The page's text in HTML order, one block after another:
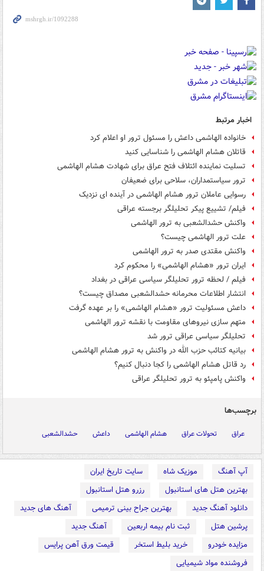
اخبار مرتبط
خانواده الهاشمی داعش را مسئول ترور او اعلام کرد
قاتلان هشام الهاشمی را شناسایی کنید
تسلیت نماینده ائتلاف فتح عراق برای شهادت هشام الهاشمی
ترور سیاستمداران، سلاحی برای ضعیفان
رسوایی عاملان ترور هشام الهاشمی در آینده ای نزدیک
فیلم/ تشییع پیکر تحلیلگر برجسته عراقی
واکنش حشدالشعبی به ترور الهاشمی
علت ترور الهاشمی چیست؟
واکنش مقتدی صدر به ترور الهاشمی
ایران ترور «هشام الهاشمی» را محکوم کرد
فیلم / لحظه ترور تحلیلگر سیاسی عراقی در بغداد
انتشار اطلاعات محرمانه حشدالشعبی مصداق چیست؟
داعش مسئولیت ترور «هشام الهاشمی» را بر عهده گرفت
متهم سازی نیروهای مقاومت با نقشه ترور الهاشمی
تحلیلگر سیاسی عراقی ترور شد
بیانیه کتائب حزب الله در واکنش به ترور هشام الهاشمی
رد قاتل هشام الهاشمی را کجا دنبال کنیم؟
واکنش پامپئو به ترور تحلیلگر عراقی
برچسب‌ها
عراق تحولات عراق هشام الهاشمی داعش حشدالشعبی
آپ آهنگ موزیک شاه
سایت تاریخ ایران
بهترین هتل های استانبول
رزرو هتل استانبول
دانلود آهنگ جدید
بهترین جراح بینی ترمیمی
آهنگ های جدید
پرشین هتل
ثبت نام بیمه اربعین
آهنگ جدید
مزایده خودرو
خرید بلیط استخر
قیمت ورق آهن پرایس
فروشنده مواد شیمیایی